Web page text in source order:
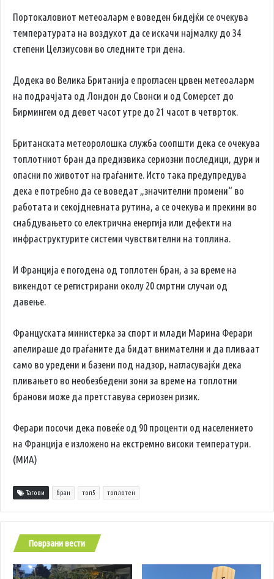
Портокаловиот метеоаларм е воведен бидејќи се очекува
температурата на воздухот да се искачи најмалку до 34
степени Целзиусови во следните три дена.
Додека во Велика Британија е прогласен црвен метеоаларм
на подрачјата од Лондон до Свонси и од Сомерсет до
Бирмингем од девет часот утре до 21 часот в четврток.
Британската метеоролошка служба соопшти дека се очекува
топлотниот бран да предизвика сериозни последици, дури и
опасни по животот на граѓаните. Исто така предупредува
дека е потребно да се воведат „значителни промени“ во
работата и секојдневната рутина, а се очекува и прекини во
снабдувањето со електрична енергија или дефекти на
инфраструктурите системи чувствителни на топлина.
И Франција е погодена од топлотен бран, а за време на
викендот се регистрирани околу 20 смртни случаи од
давење.
Француската министерка за спорт и млади Марина Ферари
апелираше до граѓаните да бидат внимателни и да пливаат
само во уредени и базени под надзор, нагласувајќи дека
пливањето во необезбедени зони за време на топлотни
бранови може да претставува сериозен ризик.
Ферари посочи дека повеќе од 90 проценти од населението
на Франција е изложено на екстремно високи температури.
(МИА)
Тагови бран топ5 топлотен
Поврзани вести